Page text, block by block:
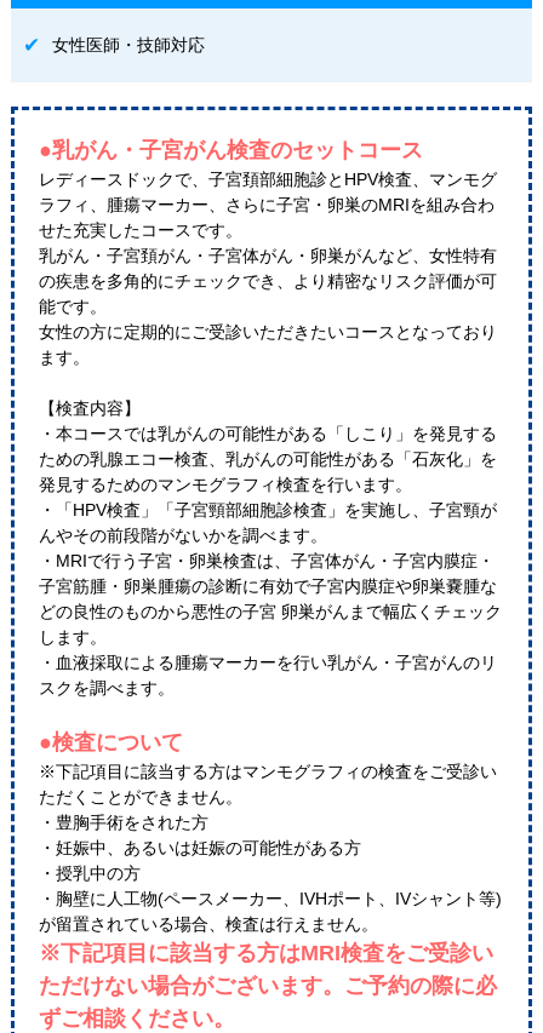
女性医師・技師対応
●乳がん・子宮がん検査のセットコース
レディースドックで、子宮頚部細胞診とHPV検査、マンモグ
ラフィ、腫瘍マーカー、さらに子宮・卵巣のMRIを組み合わ
せた充実したコースです。
乳がん・子宮頚がん・子宮体がん・卵巣がんなど、女性特有
の疾患を多角的にチェックでき、より精密なリスク評価が可
能です。
女性の方に定期的にご受診いただきたいコースとなっており
ます。
【検査内容】
・本コースでは乳がんの可能性がある「しこり」を発見する
ための乳腺エコー検査、乳がんの可能性がある「石灰化」を
発見するためのマンモグラフィ検査を行います。
・「HPV検査」「子宮頸部細胞診検査」を実施し、子宮頸が
んやその前段階がないかを調べます。
・MRIで行う子宮・卵巣検査は、子宮体がん・子宮内膜症・
子宮筋腫・卵巣腫瘍の診断に有効で子宮内膜症や卵巣嚢腫な
どの良性のものから悪性の子宮 卵巣がんまで幅広くチェック
します。
・血液採取による腫瘍マーカーを行い乳がん・子宮がんのリ
スクを調べます。
●検査について
※下記項目に該当する方はマンモグラフィの検査をご受診い
ただくことができません。
・豊胸手術をされた方
・妊娠中、あるいは妊娠の可能性がある方
・授乳中の方
・胸壁に人工物(ペースメーカー、IVHポート、IVシャント等)
が留置されている場合、検査は行えません。
※下記項目に該当する方はMRI検査をご受診い
ただけない場合がございます。ご予約の際に必
ずご相談ください。